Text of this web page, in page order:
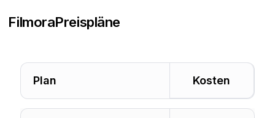
FilmoraPreispläne
Plan Kosten